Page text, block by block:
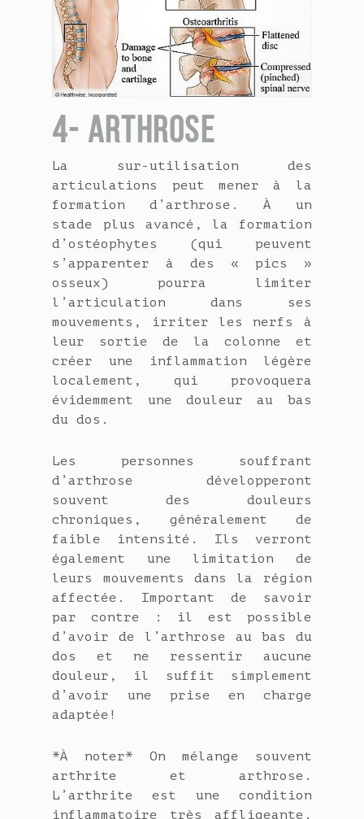
4- ARTHROSE
La sur-utilisation des
articulations peut mener à la
formation d’arthrose. À un
stade plus avancé, la formation
d’ostéophytes (qui peuvent
s’apparenter à des « pics »
osseux) pourra limiter
l’articulation dans ses
mouvements, irriter les nerfs à
leur sortie de la colonne et
créer une inflammation légère
localement, qui provoquera
évidemment une douleur au bas
du dos.
Les personnes souffrant
d’arthrose développeront
souvent des douleurs
chroniques, généralement de
faible intensité. Ils verront
également une limitation de
leurs mouvements dans la région
affectée. Important de savoir
par contre : il est possible
d’avoir de l’arthrose au bas du
dos et ne ressentir aucune
douleur, il suffit simplement
d’avoir une prise en charge
adaptée!
*À noter* On mélange souvent
arthrite et arthrose.
L’arthrite est une condition
inflammatoire très affligeante.